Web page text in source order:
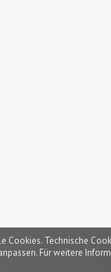
Cookies. Technische
Für weitere